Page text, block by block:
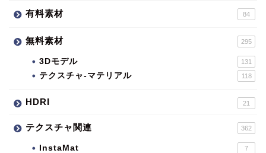
有料素材 84
無料素材 295
3Dモデル 131
テクスチャ-マテリアル 118
HDRI 21
テクスチャ関連 362
InstaMat 7